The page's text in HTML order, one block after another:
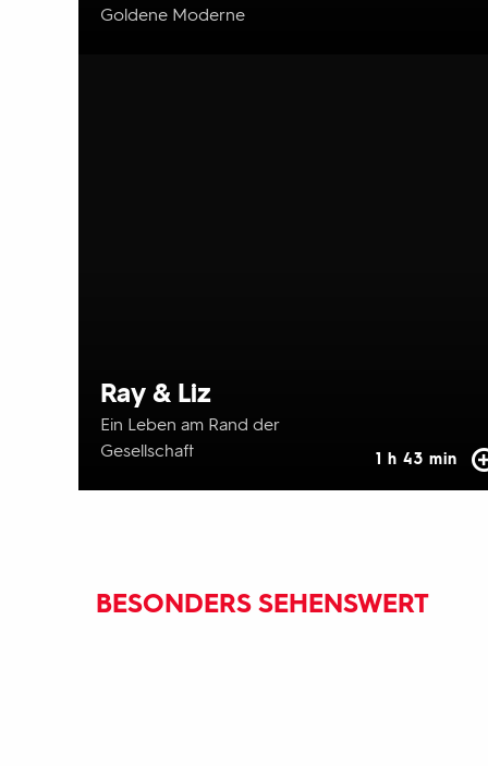
Ray & Liz
Ein Leben am Rand der
Gesellschaft
1 h 43 min
Goldene Moderne
BESONDERS SEHENSWERT